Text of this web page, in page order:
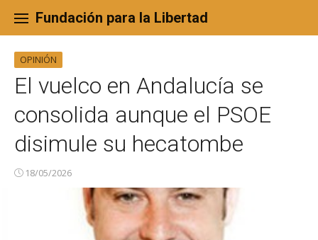
content
Fundación para la Libertad
OPINIÓN
El vuelco en Andalucía se
consolida aunque el PSOE
disimule su hecatombe
18/05/2026